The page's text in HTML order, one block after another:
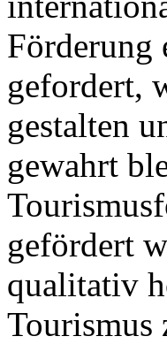
Förderung
gefordert,
gestalten
gewahrt
gefördert
qualitativ
Tourismus